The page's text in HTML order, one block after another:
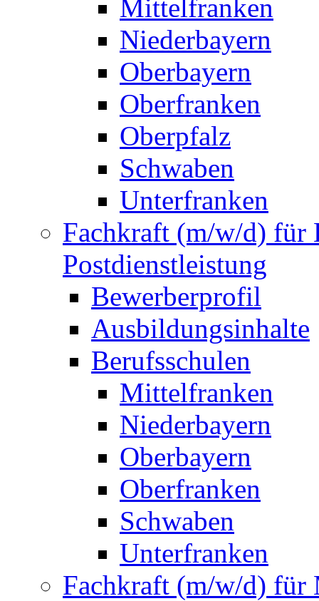
Mittelfranken
Niederbayern
Oberbayern
Oberfranken
Oberpfalz
Schwaben
Unterfranken
Fachkraft (m/w/d) für
Postdienstleistung
Bewerberprofil
Ausbildungsinhalte
Berufsschulen
Mittelfranken
Niederbayern
Oberbayern
Oberfranken
Schwaben
Unterfranken
Fachkraft (m/w/d) für